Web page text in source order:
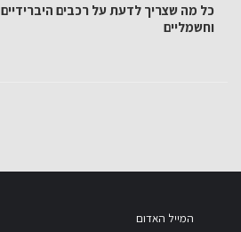
כל מה שצריך לדעת על רכבים היברידיים
וחשמליים
המייל האדום